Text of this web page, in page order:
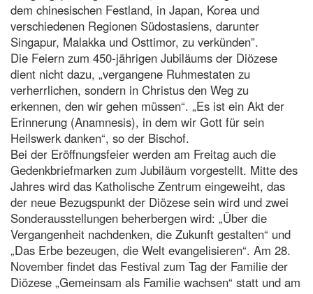
dem chinesischen Festland, in Japan, Korea und
verschiedenen Regionen Südostasiens, darunter
Singapur, Malakka und Osttimor, zu verkünden”.
Die Feiern zum 450-jährigen Jubiläums der Diözese
dient nicht dazu, „vergangene Ruhmestaten zu
verherrlichen, sondern in Christus den Weg zu
erkennen, den wir gehen müssen“. „Es ist ein Akt der
Erinnerung (Anamnesis), in dem wir Gott für sein
Heilswerk danken“, so der Bischof.
Bei der Eröffnungsfeier werden am Freitag auch die
Gedenkbriefmarken zum Jubiläum vorgestellt. Mitte des
Jahres wird das Katholische Zentrum eingeweiht, das
der neue Bezugspunkt der Diözese sein wird und zwei
Sonderausstellungen beherbergen wird: „Über die
Vergangenheit nachdenken, die Zukunft gestalten“ und
„Das Erbe bezeugen, die Welt evangelisieren“. Am 28.
November findet das Festival zum Tag der Familie der
Diözese „Gemeinsam als Familie wachsen“ statt und am